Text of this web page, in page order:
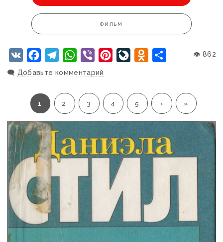
ФИЛЬМ
VK FacebookTelegramWhatsApp
Viber PinterestLiveJournalOdnoklassniki
Отправить
👁 862
🗨️ Добавьте комментарий
1 2 3 4 5 › »